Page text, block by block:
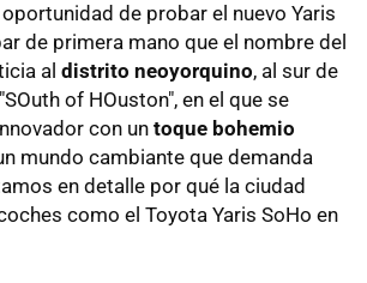
de probar el nuevo Yaris
de primera mano que el nombre del
al distrito neoyorquino, al sur de
of HOuston", en el que se
con un toque bohemio
mundo cambiante que demanda
en detalle por qué la ciudad
como el Toyota Yaris SoHo en